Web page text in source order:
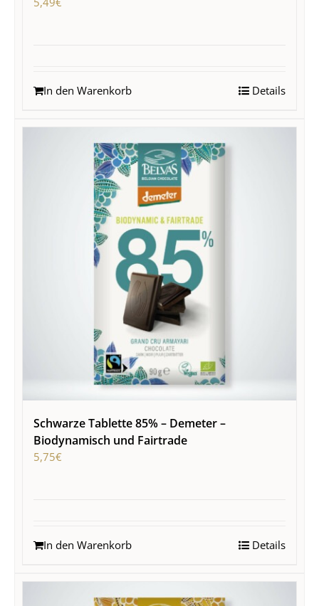
In den Warenkorb Details
Schwarze Tablette 85% – Demeter –
Biodynamisch und Fairtrade
5,75€
In den Warenkorb Details